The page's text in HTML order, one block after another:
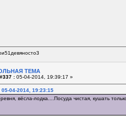
ТЕМА
: 05-04-2014, 19:39:17 »
04-2014, 19:23:15
вёсла-лодка....Посуда чистая, кушать